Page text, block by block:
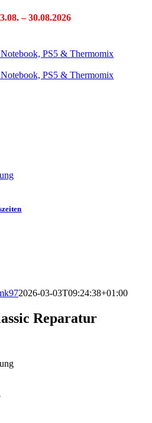
– 30.08.2026
2026-03-03T09:24:38+01:00
Reparatur